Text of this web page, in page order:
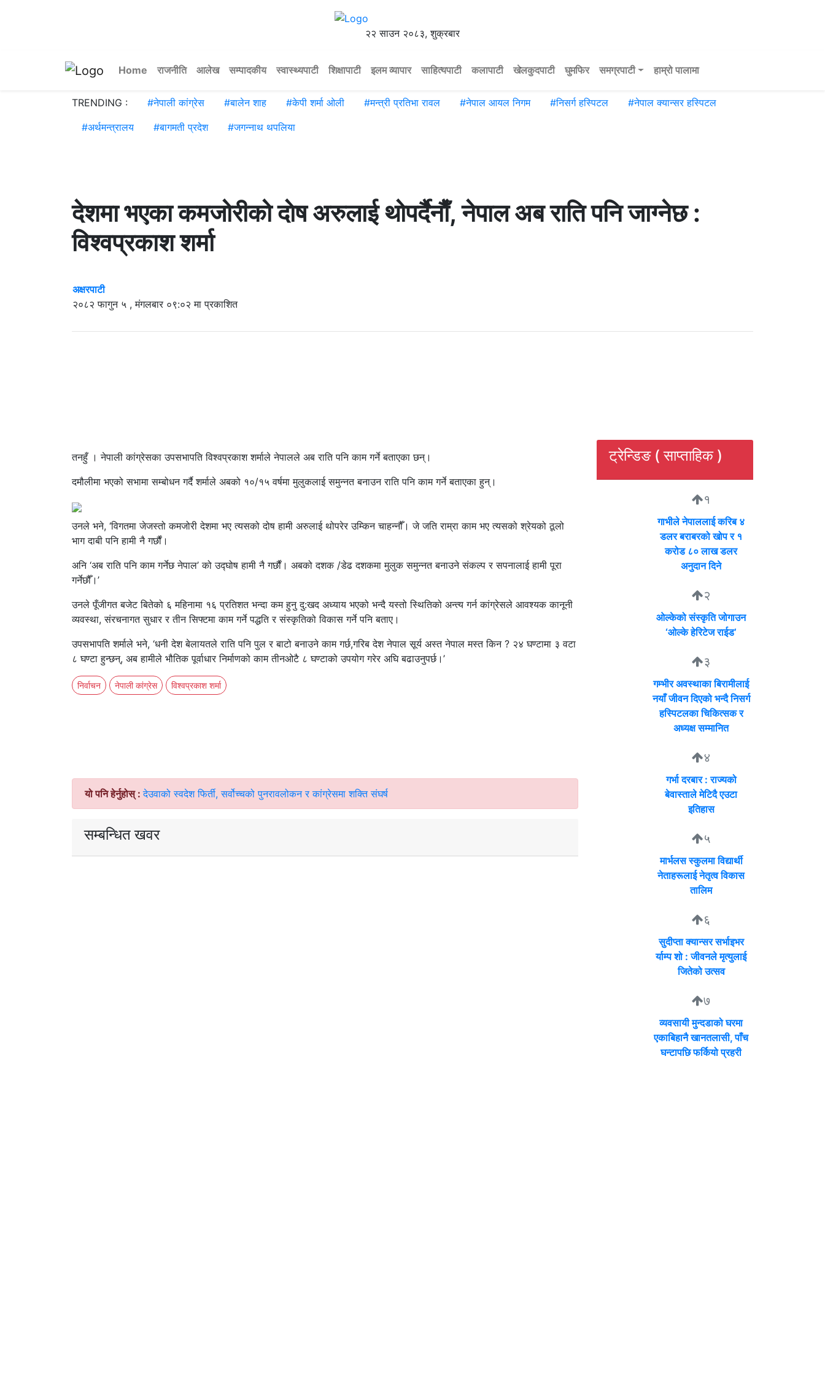
२२ साउन २०८३, शुक्रबार
Home राजनीति आलेख सम्पादकीय स्वास्थ्यपाटी शिक्षापाटी इलम व्यापार साहित्यपाटी कलापाटी खेलकुदपाटी घुमफिर समग्रपाटी हाम्रो पालामा
TRENDING : #नेपाली कांग्रेस #बालेन शाह #केपी शर्मा ओली #मन्त्री प्रतिभा रावल #नेपाल आयल निगम #निसर्ग हस्पिटल #नेपाल क्यान्सर हस्पिटल
#अर्थमन्त्रालय #बागमती प्रदेश #जगन्नाथ थपलिया
देशमा भएका कमजोरीको दाेष अरुलाई थोपर्दैनाैँ, नेपाल अब राति पनि जाग्नेछ :
विश्वप्रकाश शर्मा
अक्षरपाटी
२०८२ फागुन ५ , मंगलबार ०९:०२ मा प्रकाशित
तनहुँ । नेपाली कांग्रेसका उपसभापति विश्वप्रकाश शर्माले नेपालले अब राति पनि काम गर्ने बताएका छन्।
दमौलीमा भएको सभामा सम्बोधन गर्दै शर्माले अबको १०/१५ वर्षमा मुलुकलाई समुन्नत बनाउन राति पनि काम गर्ने बताएका हुन्।
उनले भने, ‘विगतमा जेजस्तो कमजोरी देशमा भए त्यसको दोष हामी अरुलाई थोपरेर उम्किन चाहन्नौँ। जे जति राम्रा काम भए त्यसको श्रेयको ठूलो
भाग दाबी पनि हामी नै गर्छौं।
अनि ‘अब राति पनि काम गर्नेछ नेपाल’ को उद्घोष हामी नै गर्छौं। अबको दशक /डेढ दशकमा मुलुक समुन्नत बनाउने संकल्प र सपनालाई हामी पूरा
गर्नेछौँ।’
उनले पूँजीगत बजेट बितेको ६ महिनामा १६ प्रतिशत भन्दा कम हुनु दु:खद अध्याय भएको भन्दै यस्तो स्थितिको अन्त्य गर्न कांग्रेसले आवश्यक कानूनी
व्यवस्था, संरचनागत सुधार र तीन सिफ्टमा काम गर्ने पद्धति र संस्कृतिको विकास गर्ने पनि बताए।
उपसभापति शर्माले भने, ‘धनी देश बेलायतले राति पनि पुल र बाटो बनाउने काम गर्छ,गरिब देश नेपाल सूर्य अस्त नेपाल मस्त किन ? २४ घण्टामा ३ वटा
८ घण्टा हुन्छन्, अब हामीले भौतिक पूर्वाधार निर्माणको काम तीनओटै ८ घण्टाको उपयोग गरेर अघि बढाउनुपर्छ।’
निर्वाचन नेपाली कांग्रेस विश्वप्रकाश शर्मा
यो पनि हेर्नुहोस् :देउवाको स्वदेश फिर्ती, सर्वोच्चको पुनरावलोकन र कांग्रेसमा शक्ति संघर्ष
सम्बन्धित खवर
ट्रेन्डिङ ( साप्ताहिक )
१
गाभीले नेपाललाई करिब ४
डलर बराबरको खोप र १
करोड ८० लाख डलर
अनुदान दिने
२
ओल्केको संस्कृति जोगाउन
‘ओल्के हेरिटेज राईड’
३
गम्भीर अवस्थाका बिरामीलाई
नयाँ जीवन दिएको भन्दै निसर्ग
हस्पिटलका चिकित्सक र
अध्यक्ष सम्मानित
४
गर्भा दरबार : राज्यको
बेवास्ताले मेटिदै एउटा
इतिहास
५
मार्भलस स्कुलमा विद्यार्थी
नेताहरूलाई नेतृत्व विकास
तालिम
६
सुदीप्ता क्यान्सर सर्भाइभर
र्याम्प शो : जीवनले मृत्युलाई
जितेको उत्सव
७
व्यवसायी मुन्दडाको घरमा
एकाबिहानै खानतलासी, पाँच
घन्टापछि फर्कियो प्रहरी